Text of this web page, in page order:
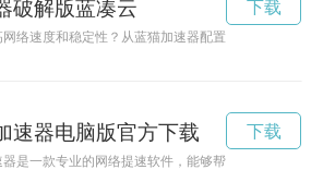
破解版蓝凑云
络速度和稳定性？从蓝猫加速器配置入手，为您的网
下载
速器电脑版官方下载
是一款专业的网络提速软件，能够帮助用户解决网
下载